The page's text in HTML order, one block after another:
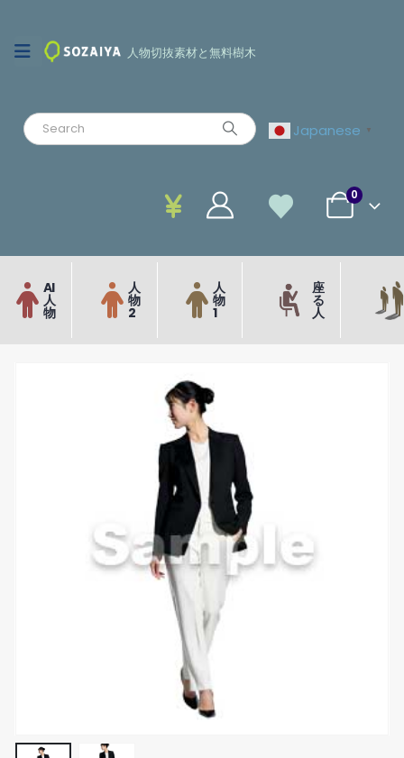
人物切抜素材と無料樹木
Japanese ▼
0
AI
人
物
人
物
2
人
物
1
座
る
人